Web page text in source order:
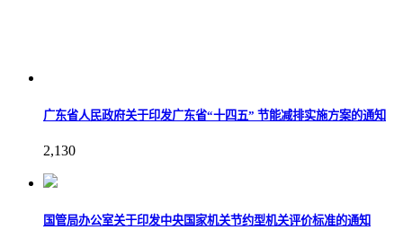
广东省人民政府关于印发广东省“十四五” 节能减排实施方案的通知
2,130
国管局办公室关于印发中央国家机关节约型机关评价标准的通知